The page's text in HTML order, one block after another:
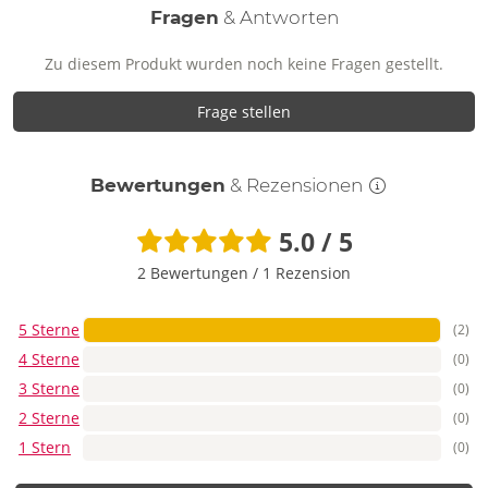
Fragen & Antworten
Zu diesem Produkt wurden noch keine Fragen gestellt.
Frage stellen
Bewertungen & Rezensionen
5.0 / 5
2 Bewertungen / 1 Rezension
5 Sterne (2)
4 Sterne (0)
3 Sterne (0)
2 Sterne (0)
1 Stern (0)